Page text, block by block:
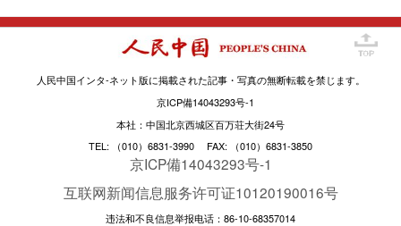
人民中国インタ-ネット版に掲載された記事・写真の無断転載を禁じます。
京ICP備14043293号-1
本社：中国北京西城区百万荘大街24号
TEL: （010）6831-3990 FAX: （010）6831-3850
京ICP備14043293号-1
互联网新闻信息服务许可证10120190016号
违法和不良信息举报电话：86-10-68357014